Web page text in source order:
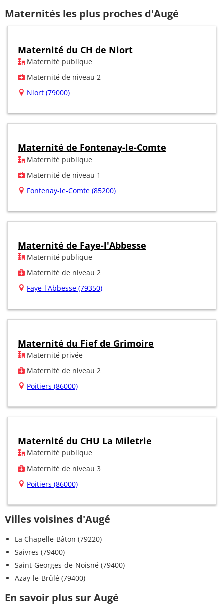
Maternités les plus proches d'Augé
Maternité du CH de Niort
Maternité publique
Maternité de niveau 2
Niort (79000)
Maternité de Fontenay-le-Comte
Maternité publique
Maternité de niveau 1
Fontenay-le-Comte (85200)
Maternité de Faye-l'Abbesse
Maternité publique
Maternité de niveau 2
Faye-l'Abbesse (79350)
Maternité du Fief de Grimoire
Maternité privée
Maternité de niveau 2
Poitiers (86000)
Maternité du CHU La Miletrie
Maternité publique
Maternité de niveau 3
Poitiers (86000)
Villes voisines d'Augé
La Chapelle-Bâton (79220)
Saivres (79400)
Saint-Georges-de-Noisné (79400)
Azay-le-Brûlé (79400)
En savoir plus sur Augé